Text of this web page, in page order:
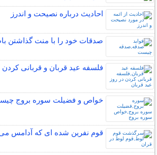
احادیث درباره نصیحت و اندرز
صدقات خود را با منت گذاشتن
فلسفه عید قربان و قربانی
خواص و فضیلت سوره بروج
قوم نفرین شده ای که آدامس می